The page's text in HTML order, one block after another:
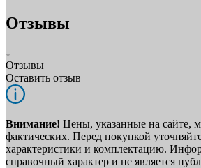
Отзывы
Отзывы
Оставить отзыв
Внимание! Цены, указанные на сайте,
фактических. Перед покупкой
характеристики и комплектацию.
справочный характер и не является